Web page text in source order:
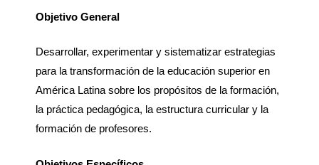
Objetivo General
Desarrollar, experimentar y sistematizar estrategias
para la transformación de la educación superior en
América Latina sobre los propósitos de la formación,
la práctica pedagógica, la estructura curricular y la
formación de profesores.